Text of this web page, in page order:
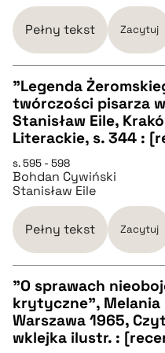
Pełny tekst Zacytuj
CZYSTY TEKST
pobierz cytat
BIBTEX
pobierz cytat
"Legenda
twórczości pisarza
Stanisław Eile,
Literackie, s. 344 :
s. 595 - 598
Bohdan Cywiński
Stanisław Eile
Pełny tekst Zacytuj
CZYSTY TEKST
"O sprawach
krytyczne", Melania
Warszawa 1965,
wklejka ilustr. :